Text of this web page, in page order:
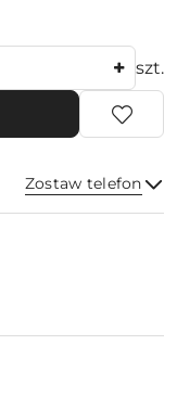
szt.
Zostaw telefon